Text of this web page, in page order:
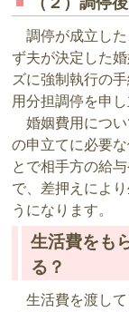
調停が成立した
ず夫が決定した
ズに強制執行の
用分担調停を申
婚姻費用につい
の申立てに必要
とで相手方の給
で、差押えによ
うになります。
生活費をも
る？
生活費を渡して